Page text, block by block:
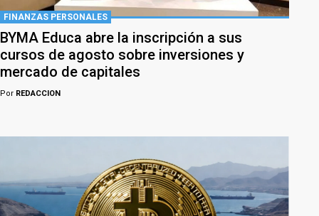
FINANZAS PERSONALES
BYMA Educa abre la inscripción a sus
cursos de agosto sobre inversiones y
mercado de capitales
Por REDACCION